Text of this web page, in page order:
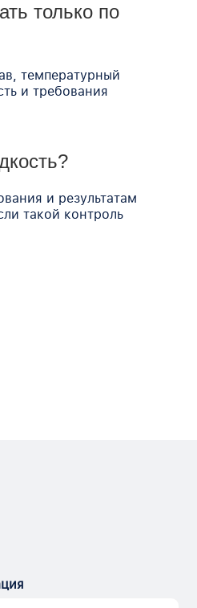
только по
температурный
и требования
и результатам
такой контроль